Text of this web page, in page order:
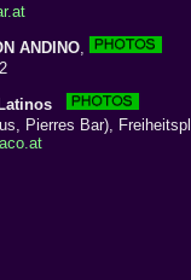
ANDINO,
Pierres Bar),